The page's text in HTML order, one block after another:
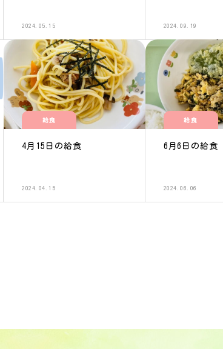
2024.05.15 2024.09.19
給食
4月15日の給食
2024.04.15
給食
6月6日の給食
2024.06.06